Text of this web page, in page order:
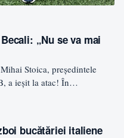
„Nu se va mai
Stoica, președintele
a ieșit la atac! În…
bucătăriei italiene